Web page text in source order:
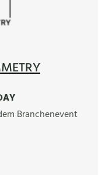
Branchenevent